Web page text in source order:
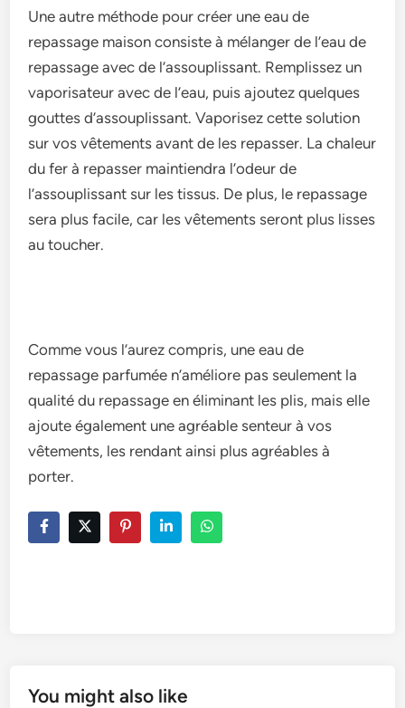
Une autre méthode pour créer une eau de
repassage maison consiste à mélanger de l’eau de
repassage avec de l’assouplissant. Remplissez un
vaporisateur avec de l’eau, puis ajoutez quelques
gouttes d’assouplissant. Vaporisez cette solution
sur vos vêtements avant de les repasser. La chaleur
du fer à repasser maintiendra l’odeur de
l’assouplissant sur les tissus. De plus, le repassage
sera plus facile, car les vêtements seront plus lisses
au toucher.
Comme vous l’aurez compris, une eau de
repassage parfumée n’améliore pas seulement la
qualité du repassage en éliminant les plis, mais elle
ajoute également une agréable senteur à vos
vêtements, les rendant ainsi plus agréables à
porter.
You might also like